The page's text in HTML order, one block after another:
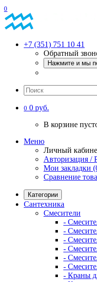
0
+7 (351) 751 10 41
Обратный
Нажмите и мы
0 0 руб.
В корзине
Меню
Личный
Авторизация /
Мои закладки
Сравнение
Категории
Сантехника
Смесители
-
-
-
-
-
-
- Краны